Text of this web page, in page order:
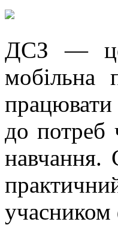
ДСЗ — це
мобільна
працювати
до потреб
навчання.
учасником